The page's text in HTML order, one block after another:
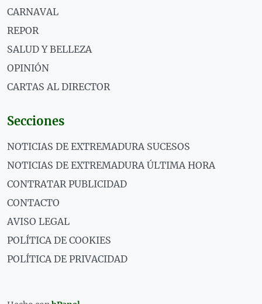
CARNAVAL
REPOR
SALUD Y BELLEZA
OPINIÓN
CARTAS AL DIRECTOR
Secciones
NOTICIAS DE EXTREMADURA SUCESOS
NOTICIAS DE EXTREMADURA ÚLTIMA HORA
CONTRATAR PUBLICIDAD
CONTACTO
AVISO LEGAL
POLÍTICA DE COOKIES
POLÍTICA DE PRIVACIDAD